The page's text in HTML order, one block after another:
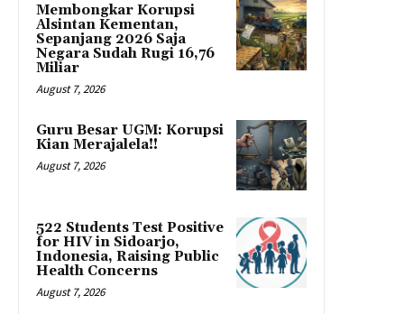
Membongkar Korupsi
Alsintan Kementan,
Sepanjang 2026 Saja
Negara Sudah Rugi 16,76
Miliar
August 7, 2026
Guru Besar UGM: Korupsi
Kian Merajalela!!
August 7, 2026
522 Students Test Positive
for HIV in Sidoarjo,
Indonesia, Raising Public
Health Concerns
August 7, 2026